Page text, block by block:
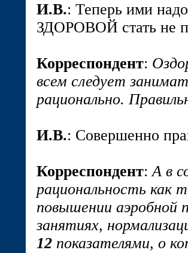
И.В.: Теперь ими
ЗДОРОВОЙ стать не
Корреспондент:
всем следует
рационально.
И.В.: Совершенно
Корреспондент:А в
рациональность как
повышении аэробной
занятиях,
12 показателями, о